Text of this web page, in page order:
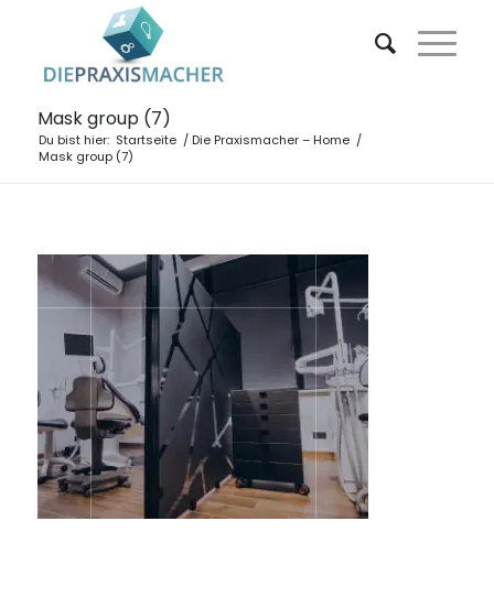
Mask group (7)
Du bist hier: Startseite / Die Praxismacher – Home /
Mask group (7)